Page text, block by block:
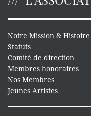
Notre Mission & Histoire
Statuts
Comité de direction
Membres honoraires
Nos Membres
Jeunes Artistes